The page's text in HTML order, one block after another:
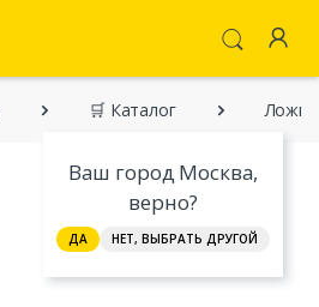
Ваш город Москва,
верно?
ДА НЕТ, ВЫБРАТЬ ДРУГОЙ
🛒 Каталог Ложка